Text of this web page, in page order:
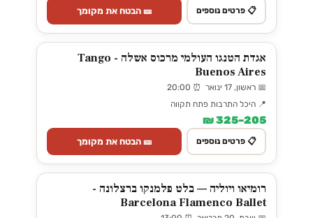
📋 פרטים נוספים 🎫 הבטח את מקומך
אגדת הטנגו העולמי מרכוס אשלה - Tango
Buenos Aires
📅 ראשון, 17 ינואר ⏰ 20:00
📍 היכל התרבות פתח תקווה
205–325 ₪
📋 פרטים נוספים 🎫 הבטח את מקומך
רומיאו ויוליה — בלט פלמנקו ברצלונה -
Barcelona Flamenco Ballet